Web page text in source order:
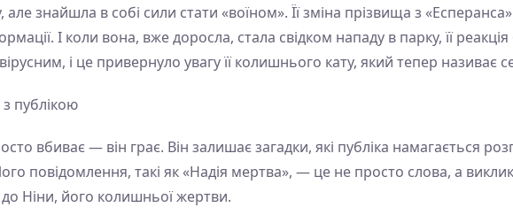
але знайшла в собі сили стати «воїном». Її зміна прізвища з
І коли вона, вже доросла, стала свідком нападу в парку, її
вірусним, і це привернуло увагу її колишнього кату, який тепер
публікою
вбиває — він грає. Він залишає загадки, які публіка намагається
повідомлення, такі як «Надія мертва», — це не просто слова, а
Ніни, його колишньої жертви.